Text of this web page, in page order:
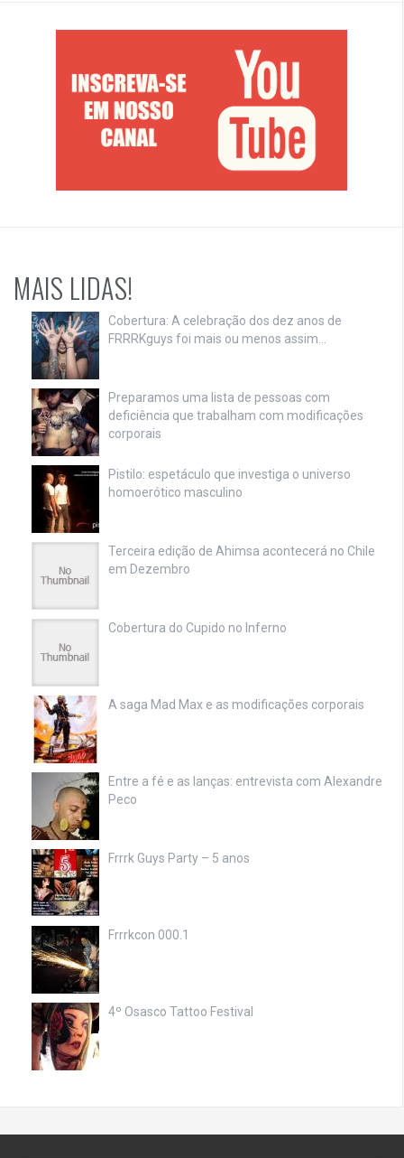
MAIS LIDAS!
Cobertura: A celebração dos dez anos de
FRRRKguys foi mais ou menos assim…
Preparamos uma lista de pessoas com
deficiência que trabalham com modificações
corporais
Pistilo: espetáculo que investiga o universo
homoerótico masculino
Terceira edição de Ahimsa acontecerá no Chile
em Dezembro
Cobertura do Cupido no Inferno
A saga Mad Max e as modificações corporais
Entre a fé e as lanças: entrevista com Alexandre
Peco
Frrrk Guys Party – 5 anos
Frrrkcon 000.1
4º Osasco Tattoo Festival